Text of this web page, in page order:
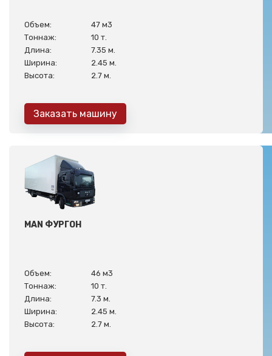
Объем:
47 м3
Тоннаж:
10 т.
Длина:
7.35 м.
Ширина:
2.45 м.
Высота:
2.7 м.
Заказать машину
MAN ФУРГОН
Объем:
46 м3
Тоннаж:
10 т.
Длина:
7.3 м.
Ширина:
2.45 м.
Высота:
2.7 м.